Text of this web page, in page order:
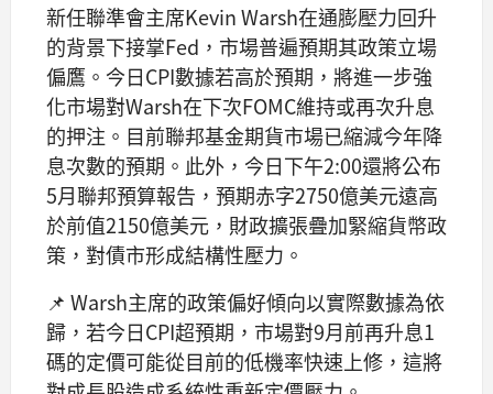
新任聯準會主席Kevin Warsh在通膨壓力回升
的背景下接掌Fed，市場普遍預期其政策立場
偏鷹。今日CPI數據若高於預期，將進一步強
化市場對Warsh在下次FOMC維持或再次升息
的押注。目前聯邦基金期貨市場已縮減今年降
息次數的預期。此外，今日下午2:00還將公布
5月聯邦預算報告，預期赤字2750億美元遠高
於前值2150億美元，財政擴張疊加緊縮貨幣政
策，對債市形成結構性壓力。
📌 Warsh主席的政策偏好傾向以實際數據為依
歸，若今日CPI超預期，市場對9月前再升息1
碼的定價可能從目前的低機率快速上修，這將